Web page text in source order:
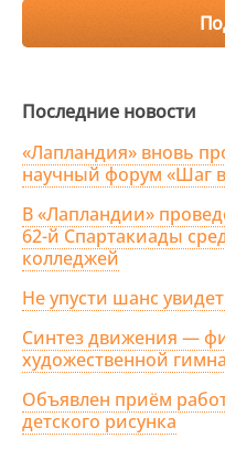
Последние новости
«Лапландия» вновь
научный форум «Шаг
В «Лапландии»
62-й Спартакиады
колледжей
Не упусти шанс
Синтез движения —
художественной
Объявлен приём
детского рисунка